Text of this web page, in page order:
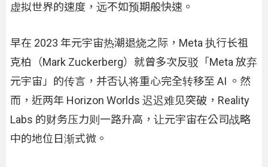
虚拟世界的速度，远不如预期般快速。
早在 2023 年元宇宙热潮退烧之际，Meta 执行长祖
克柏（Mark Zuckerberg）就曾多次反驳「Meta 放弃
元宇宙」的传言，并否认将重心完全转移至 AI 。然
而，近两年 Horizon Worlds 迟迟难见突破，Reality
Labs 的财务压力则一路升高，让元宇宙在公司战略
中的地位日渐式微。